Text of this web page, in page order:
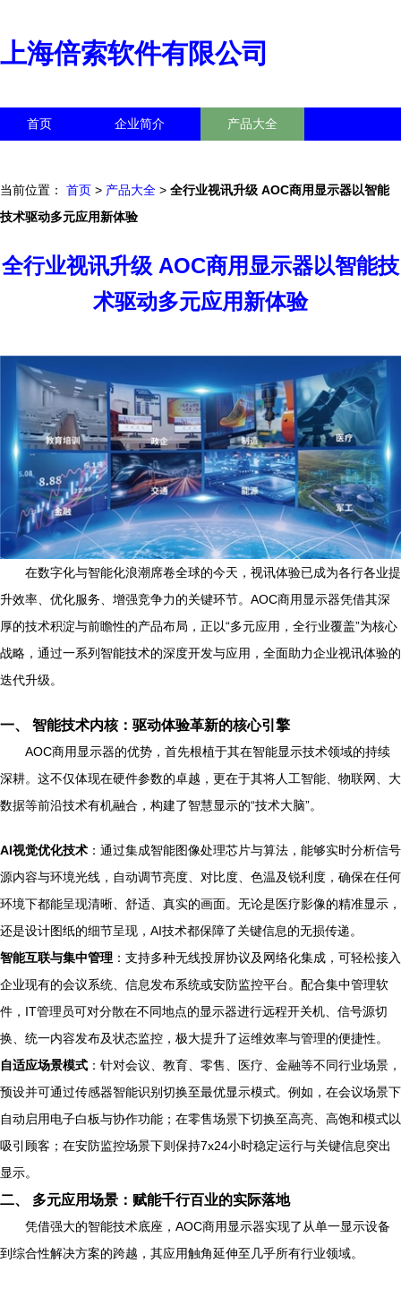
上海倍索软件有限公司
首页 企业简介 产品大全
当前位置： 首页 > 产品大全 > 全行业视讯升级 AOC商用显示器以智能
技术驱动多元应用新体验
全行业视讯升级 AOC商用显示器以智能技
术驱动多元应用新体验
在数字化与智能化浪潮席卷全球的今天，视讯体验已成为各行各业提
升效率、优化服务、增强竞争力的关键环节。AOC商用显示器凭借其深
厚的技术积淀与前瞻性的产品布局，正以“多元应用，全行业覆盖”为核心
战略，通过一系列智能技术的深度开发与应用，全面助力企业视讯体验的
迭代升级。
一、 智能技术内核：驱动体验革新的核心引擎
AOC商用显示器的优势，首先根植于其在智能显示技术领域的持续
深耕。这不仅体现在硬件参数的卓越，更在于其将人工智能、物联网、大
数据等前沿技术有机融合，构建了智慧显示的“技术大脑”。
AI视觉优化技术 ：通过集成智能图像处理芯片与算法，能够实时分析信号
源内容与环境光线，自动调节亮度、对比度、色温及锐利度，确保在任何
环境下都能呈现清晰、舒适、真实的画面。无论是医疗影像的精准显示，
还是设计图纸的细节呈现，AI技术都保障了关键信息的无损传递。
智能互联与集中管理 ：支持多种无线投屏协议及网络化集成，可轻松接入
企业现有的会议系统、信息发布系统或安防监控平台。配合集中管理软
件，IT管理员可对分散在不同地点的显示器进行远程开关机、信号源切
换、统一内容发布及状态监控，极大提升了运维效率与管理的便捷性。
自适应场景模式 ：针对会议、教育、零售、医疗、金融等不同行业场景，
预设并可通过传感器智能识别切换至最优显示模式。例如，在会议场景下
自动启用电子白板与协作功能；在零售场景下切换至高亮、高饱和模式以
吸引顾客；在安防监控场景下则保持7x24小时稳定运行与关键信息突出
显示。
二、 多元应用场景：赋能千行百业的实际落地
凭借强大的智能技术底座，AOC商用显示器实现了从单一显示设备
到综合性解决方案的跨越，其应用触角延伸至几乎所有行业领域。